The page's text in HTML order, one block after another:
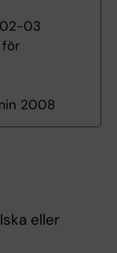
03
för
2008
eller